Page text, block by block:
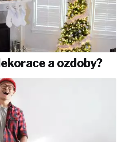
a ozdoby?